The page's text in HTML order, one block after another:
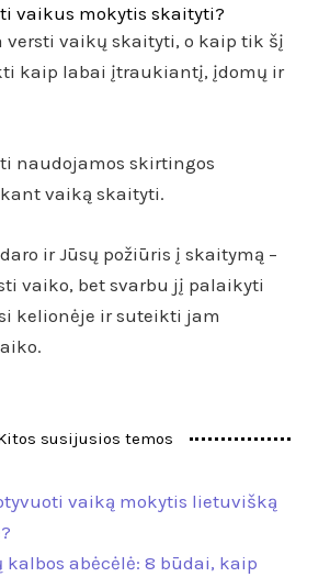
vaikus mokytis skaityti?
versti vaikų skaityti, o kaip tik šį
kaip labai įtraukiantį, įdomų ir
naudojamos skirtingos
vaiką skaityti.
ir Jūsų požiūris į skaitymą –
vaiko, bet svarbu jį palaikyti
kelionėje ir suteikti jam
susijusios temos
vaiką mokytis lietuvišką
kalbos abėcėlė: 8 būdai, kaip